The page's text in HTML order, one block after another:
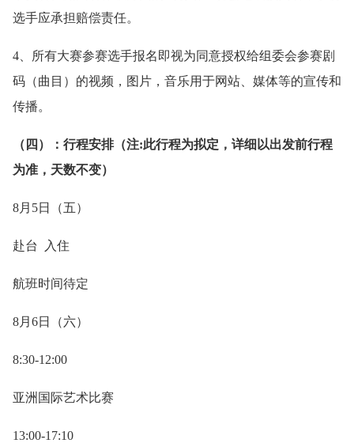
选手应承担赔偿责任。
4、所有大赛参赛选手报名即视为同意授权给组委会参赛剧
码（曲目）的视频，图片，音乐用于网站、媒体等的宣传和
传播。
（四）：行程安排（注:此行程为拟定，详细以出发前行程
为准，天数不变）
8月5日（五）
赴台 入住
航班时间待定
8月6日（六）
8:30-12:00
亚洲国际艺术比赛
13:00-17:10